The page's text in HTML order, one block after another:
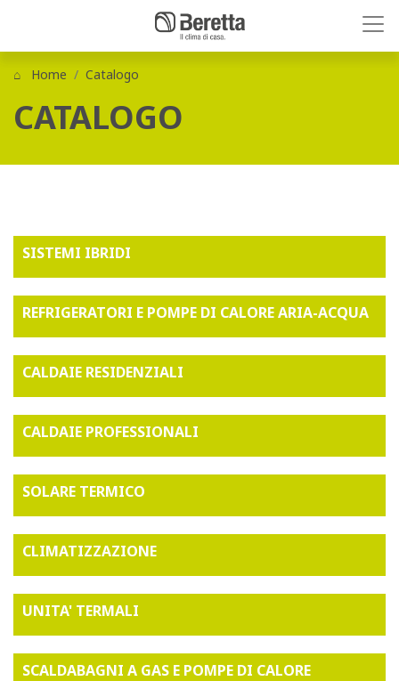
Home Catalogo
CATALOGO
SISTEMI IBRIDI
REFRIGERATORI E POMPE DI CALORE ARIA-ACQUA
CALDAIE RESIDENZIALI
CALDAIE PROFESSIONALI
SOLARE TERMICO
CLIMATIZZAZIONE
UNITA' TERMALI
SCALDABAGNI A GAS E POMPE DI CALORE